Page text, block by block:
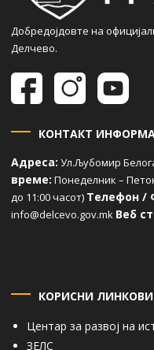
Добредојдовте на
Делчево.
КОНТАКТ
Адреса: Ул.Љубомир
време: Понеделник –
до 11:00 часот) Телефон /
info@delcevo.gov.mk Веб
КОРИСНИ ЛИНКОВИ
Центар за развој на
ЗЕЛС